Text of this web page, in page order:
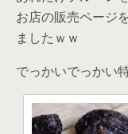
お店の販売ページ
ましたｗｗ
でっかいでっかい